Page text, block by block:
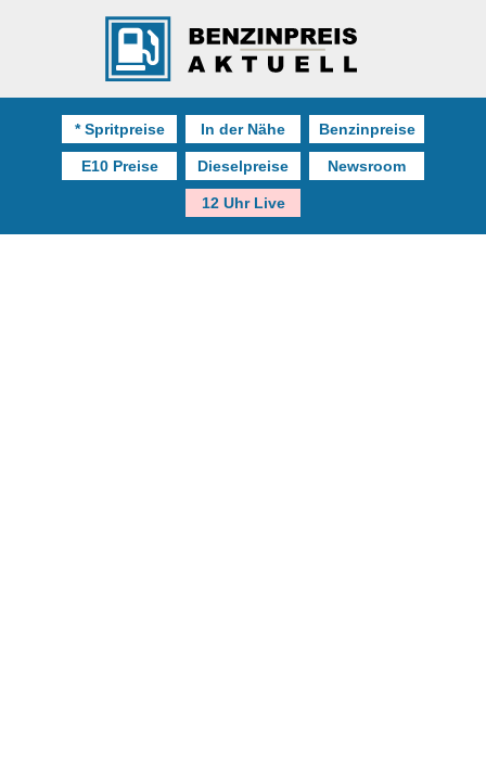
* Spritpreise In der Nähe Benzinpreise
E10 Preise Dieselpreise Newsroom
12 Uhr Live